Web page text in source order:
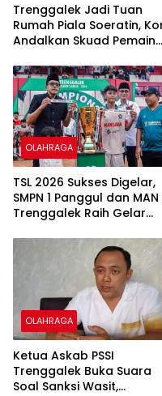
Trenggalek Jadi Tuan
Rumah Piala Soeratin,
Andalkan Skuad Pemain
OLAHRAGA
TSL 2026 Sukses Digelar,
SMPN 1 Panggul dan MAN
Trenggalek Raih Gelar
OLAHRAGA
Ketua Askab PSSI
Trenggalek Buka Suara
Soal Sanksi Wasit,